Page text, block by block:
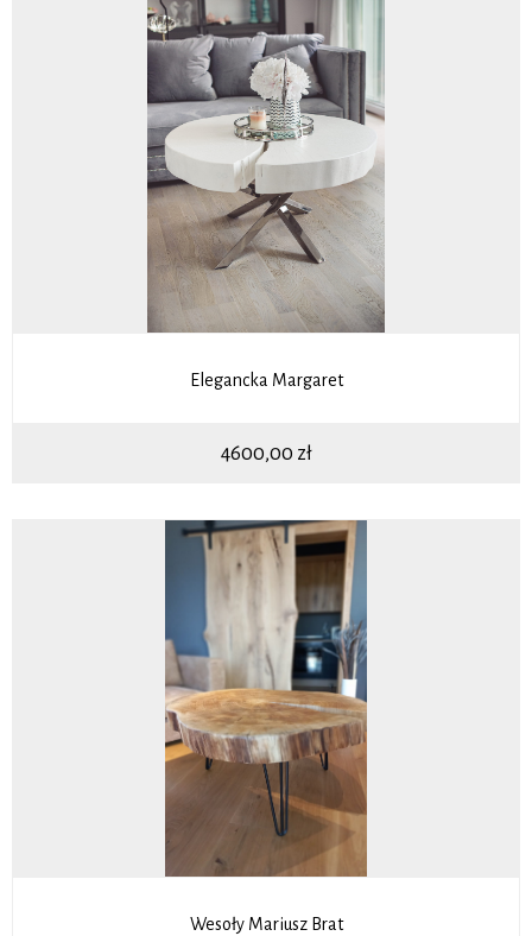
Elegancka Margaret
4600,00 zł
Wesoły Mariusz Brat